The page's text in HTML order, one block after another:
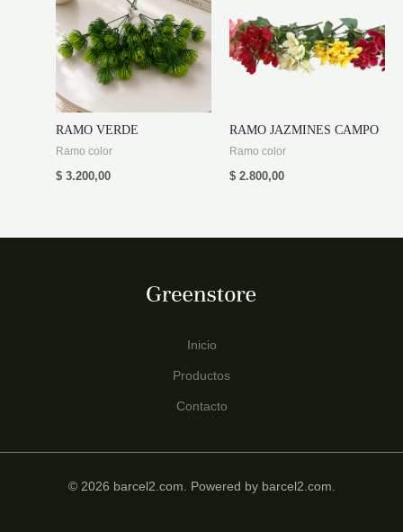
RAMO VERDE
Ramo color
$ 3.200,00
RAMO JAZMINES CAMPO
Ramo color
$ 2.800,00
Inicio
Productos
Contacto
© 2026 barcel2.com. Powered by barcel2.com.